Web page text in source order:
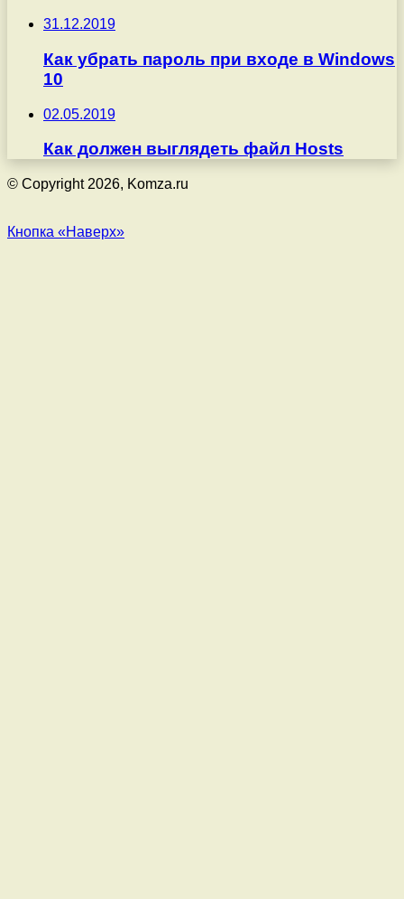
31.12.2019
Как убрать пароль при входе в Windows
10
02.05.2019
Как должен выглядеть файл Hosts
© Copyright 2026, Komza.ru
Кнопка «Наверх»